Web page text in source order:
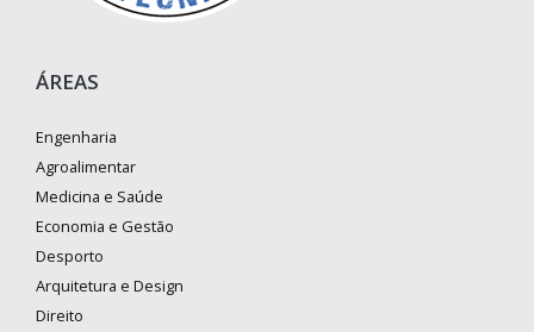
ÁREAS
Engenharia
Agroalimentar
Medicina e Saúde
Economia e Gestão
Desporto
Arquitetura e Design
Direito